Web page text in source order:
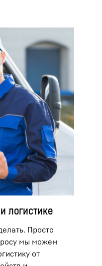
логистике
Просто
мы можем
от